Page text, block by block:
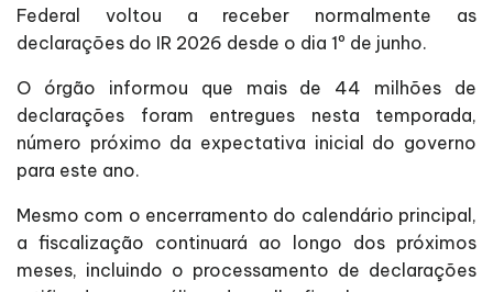
Federal voltou a receber normalmente as
declarações do IR 2026 desde o dia 1º de junho.
O órgão informou que mais de 44 milhões de
declarações foram entregues nesta temporada,
número próximo da expectativa inicial do governo
para este ano.
Mesmo com o encerramento do calendário principal,
a fiscalização continuará ao longo dos próximos
meses, incluindo o processamento de declarações